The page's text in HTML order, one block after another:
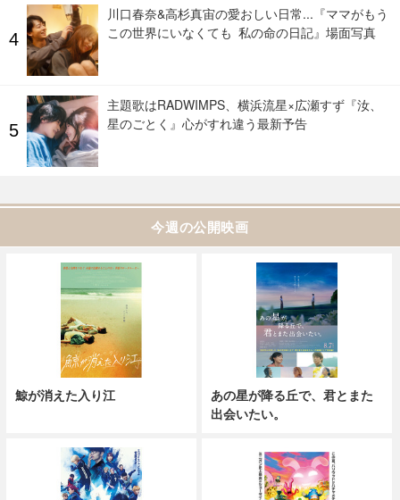
川口春奈&高杉真宙の愛おしい日常...『ママがもう
この世界にいなくても 私の命の日記』場面写真
主題歌はRADWIMPS、横浜流星×広瀬すず『汝、
星のごとく』心がすれ違う最新予告
今週の公開映画
鯨が消えた入り江
あの星が降る丘で、君とまた
出会いたい。